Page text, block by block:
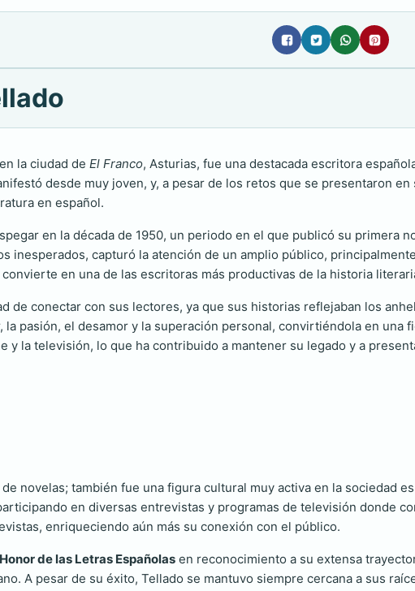
la ciudad de El Franco, Asturias, fue una destacada escritora
desde muy joven, y, a pesar de los retos que se presentaron
en español.
en la década de 1950, un periodo en el que publicó su primera
inesperados, capturó la atención de un amplio público,
en una de las escritoras más productivas de la historia
de conectar con sus lectores, ya que sus historias reflejaban los
la pasión, el desamor y la superación personal, convirtiéndola en una
y la televisión, lo que ha contribuido a mantener su legado y a
novelas; también fue una figura cultural muy activa en la sociedad
en diversas entrevistas y programas de televisión donde
enriqueciendo aún más su conexión con el público.
de las Letras Españolas en reconocimiento a su extensa
A pesar de su éxito, Tellado se mantuvo siempre cercana a sus